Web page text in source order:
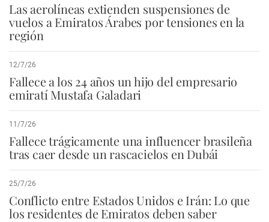
Las aerolíneas extienden suspensiones de
vuelos a Emiratos Árabes por tensiones en la
región
12/7/26
Fallece a los 24 años un hijo del empresario
emiratí Mustafa Galadari
11/7/26
Fallece trágicamente una influencer brasileña
tras caer desde un rascacielos en Dubái
25/7/26
Conflicto entre Estados Unidos e Irán: Lo que
los residentes de Emiratos deben saber